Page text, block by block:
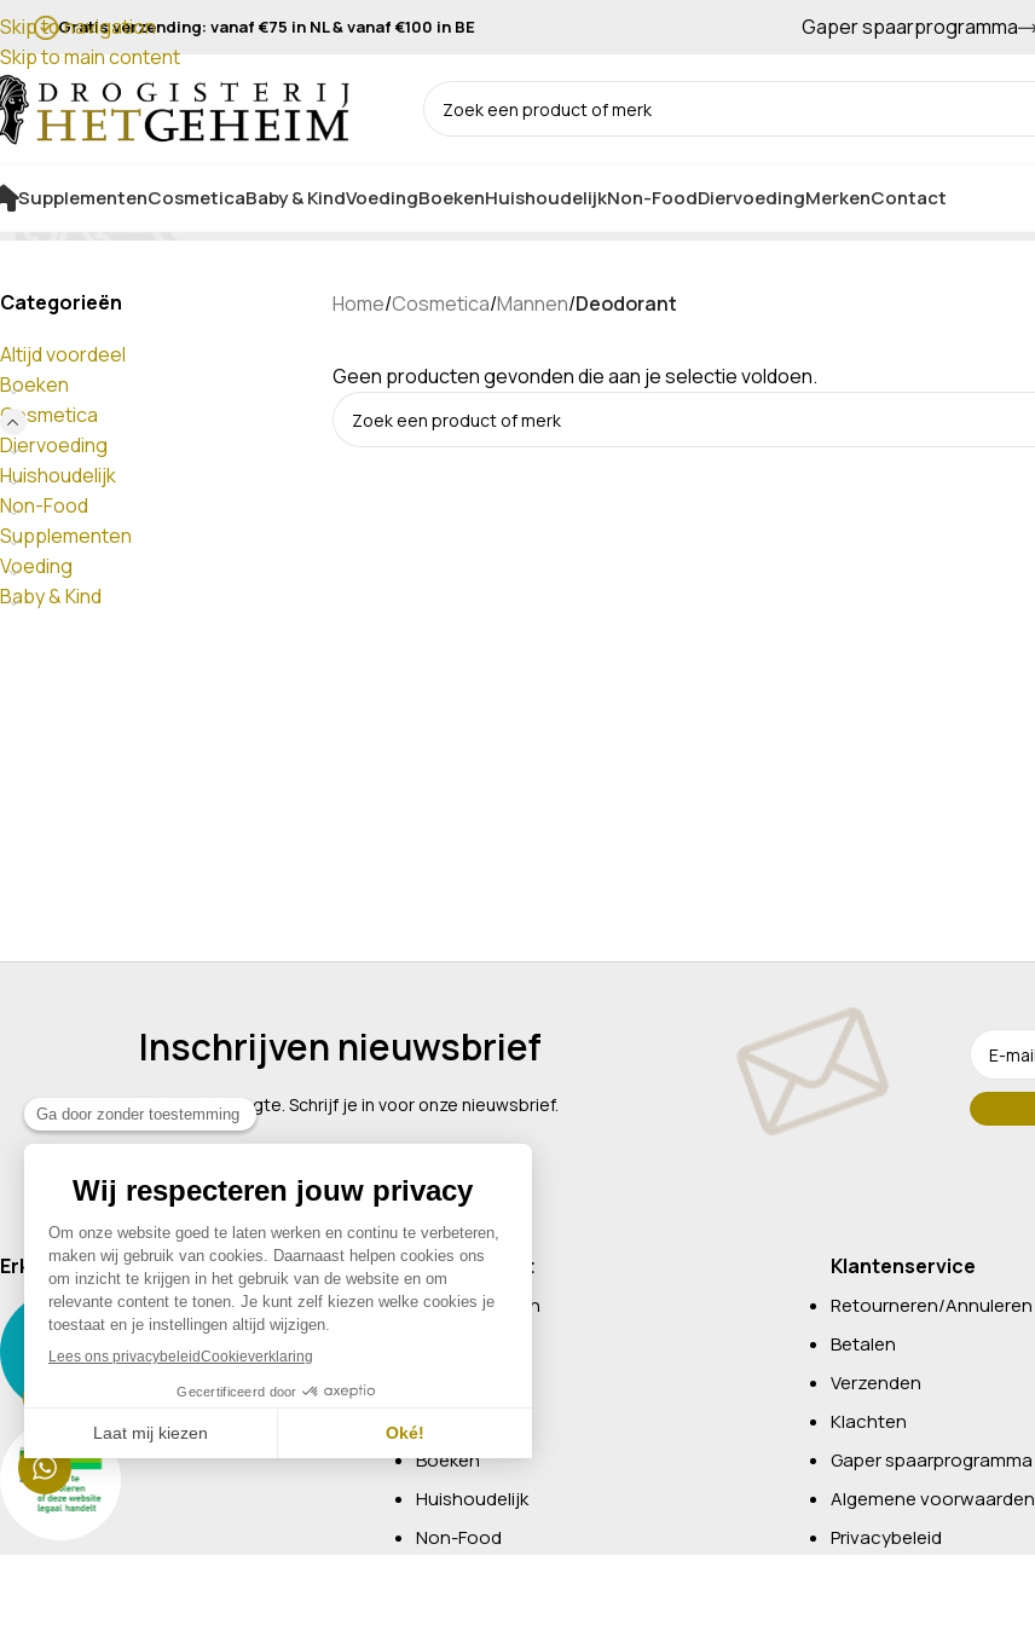
Skip to navigation
Skip to main content
Gratis verzending: vanaf €75 in NL & vanaf €100 in BE Gratis afhalen in de winkelGaper spaarprogramma
SupplementenCosmeticaBaby & KindVoedingBoekenHuishoudelijkNon-FoodDiervoedingMerkenContact
Deodorant
Categorieën
Altijd voordeel
Boeken
Cosmetica
Diervoeding
Huishoudelijk
Non-Food
Supplementen
Voeding
Baby & Kind
Home/Cosmetica/Mannen/Deodorant
Geen producten gevonden die aan je selectie voldoen.
Inschrijven nieuwsbrief
Blijf op de hoogte. Schrijf je in voor onze nieuwsbrief.
Erkend lid van Assortiment
Supplementen
Voeding
Boeken
Huishoudelijk
Non-Food
Klantenservice
Retourneren/Annuleren
Betalen
Verzenden
Klachten
Gaper spaarprogramma
Algemene voorwaarden
Privacybeleid